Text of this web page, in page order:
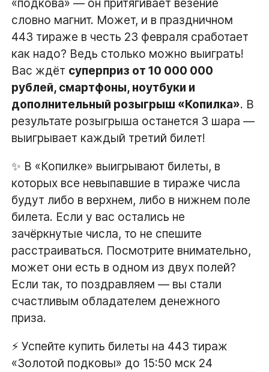
«подкова» — он притягивает везение
словно магнит. Может, и в праздничном
443 тираже в честь 23 февраля сработает
как надо? Ведь столько можно выиграть!
Вас ждёт суперприз от 10 000 000
рублей, смартфоны, ноутбуки и
дополнительный розыгрыш «Копилка». В
результате розыгрыша останется 3 шара —
выигрывает каждый третий билет!
✨ В «Копилке» выигрывают билеты, в
которых все невыпавшие в тираже числа
будут либо в верхнем, либо в нижнем поле
билета. Если у вас остались не
зачёркнутые числа, то не спешите
расстраиваться. Посмотрите внимательно,
может они есть в одном из двух полей?
Если так, то поздравляем — вы стали
счастливым обладателем денежного
приза.
⚡ Успейте купить билеты на 443 тираж
«Золотой подковы» до 15:50 мск 24